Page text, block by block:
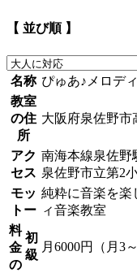
【 並び順 】
名称 ぴゅあ♪メロデ
教室
の住
所
大阪府泉佐野市
アク
セス
南海本線泉佐野
泉佐野市立第2
モッ
トー
純粋に音楽を楽
ィ音楽教室
料
金
の
初
級
月6000円（月3